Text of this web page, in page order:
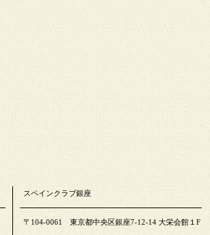
スペインクラブ銀座
〒104-0061 東京都中央区銀座7-12-14 大栄会館１F